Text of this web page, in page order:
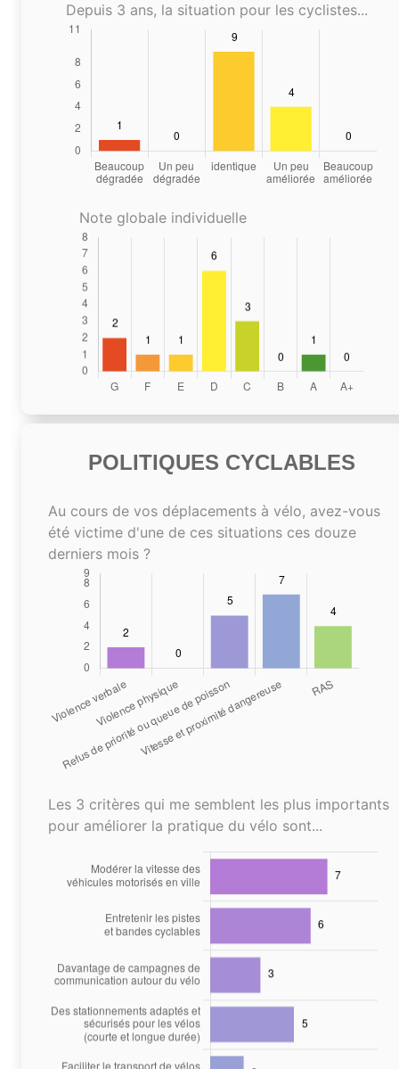
Depuis 3 ans, la situation pour les cyclistes...
Note globale individuelle
POLITIQUES CYCLABLES
Au cours de vos déplacements à vélo, avez-vous
été victime d'une de ces situations ces douze
derniers mois ?
Les 3 critères qui me semblent les plus importants
pour améliorer la pratique du vélo sont...